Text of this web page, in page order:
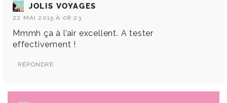
JOLIS VOYAGES
22 MAI 2015 À 08:23
Mmmh ça à l’air excellent. A tester
effectivement !
RÉPONDRE